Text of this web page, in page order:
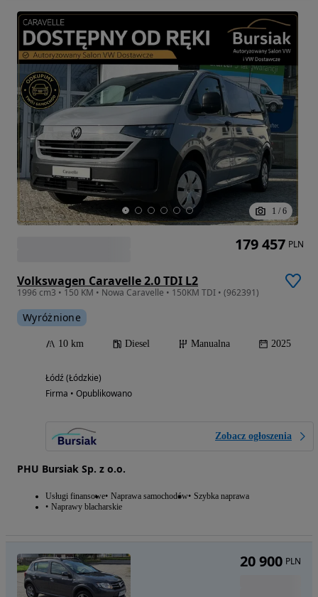
1 / 6
Volkswagen Caravelle 2.0 TDI L2
1996 cm3 • 150 KM • Nowa Caravelle • 150KM TDI • (962391)
Wyróżnione
10 km Diesel Manualna 2025
Łódź (Łódzkie)
Firma • Opublikowano
Zobacz ogłoszenia
PHU Bursiak Sp. z o.o.
Usługi finansowe Naprawa samochodów Szybka naprawa
Naprawy blacharskie
179 457 PLN
20 900 PLN